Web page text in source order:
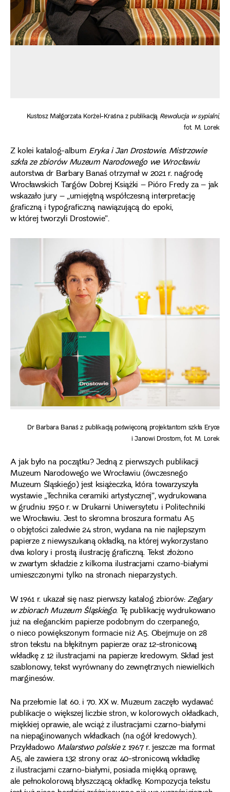
Kustosz Małgorzata Korżel-Kraśna z publikacją Rewolucja w sypialni,
fot. M. Lorek
Z kolei katalog-album Eryka i Jan Drostowie. Mistrzowie
szkła ze zbiorów Muzeum Narodowego we Wrocławiu
autorstwa dr Barbary Banaś otrzymał w 2021 r. nagrodę
Wrocławskich Targów Dobrej Książki – Pióro Fredy za – jak
wskazało jury – „umiejętną współczesną interpretację
graficzną i typograficzną nawiązującą do epoki,
w której tworzyli Drostowie”.
Dr Barbara Banaś z publikacją poświęconą projektantom szkła Eryce
i Janowi Drostom, fot. M. Lorek
A jak było na początku? Jedną z pierwszych publikacji
Muzeum Narodowego we Wrocławiu (ówczesnego
Muzeum Śląskiego) jest książeczka, która towarzyszyła
wystawie „Technika ceramiki artystycznej”, wydrukowana
w grudniu 1950 r. w Drukarni Uniwersytetu i Politechniki
we Wrocławiu. Jest to skromna broszura formatu A5
o objętości zaledwie 24 stron, wydana na nie najlepszym
papierze z niewyszukaną okładką, na której wykorzystano
dwa kolory i prostą ilustrację graficzną. Tekst złożono
w zwartym składzie z kilkoma ilustracjami czarno-białymi
umieszczonymi tylko na stronach nieparzystych.
W 1961 r. ukazał się nasz pierwszy katalog zbiorów:Zegary
w zbiorach Muzeum Śląskiego. Tę publikację wydrukowano
już na eleganckim papierze podobnym do czerpanego,
o nieco powiększonym formacie niż A5. Obejmuje on 28
stron tekstu na błękitnym papierze oraz 12-stronicową
wkładkę z 12 ilustracjami na papierze kredowym. Skład jest
szablonowy, tekst wyrównany do zewnętrznych niewielkich
marginesów.
Na przełomie lat 60. i 70. XX w. Muzeum zaczęło wydawać
publikacje o większej liczbie stron, w kolorowych okładkach,
miękkiej oprawie, ale wciąż z ilustracjami czarno-białymi
na niepaginowanych wkładkach (na ogół kredowych).
Przykładowo Malarstwo polskiez 1967 r. jeszcze ma format
A5, ale zawiera 132 strony oraz 40-stronicową wkładkę
z ilustracjami czarno-białymi, posiada miękką oprawę,
ale pełnokolorową błyszczącą okładkę. Kompozycja tekstu